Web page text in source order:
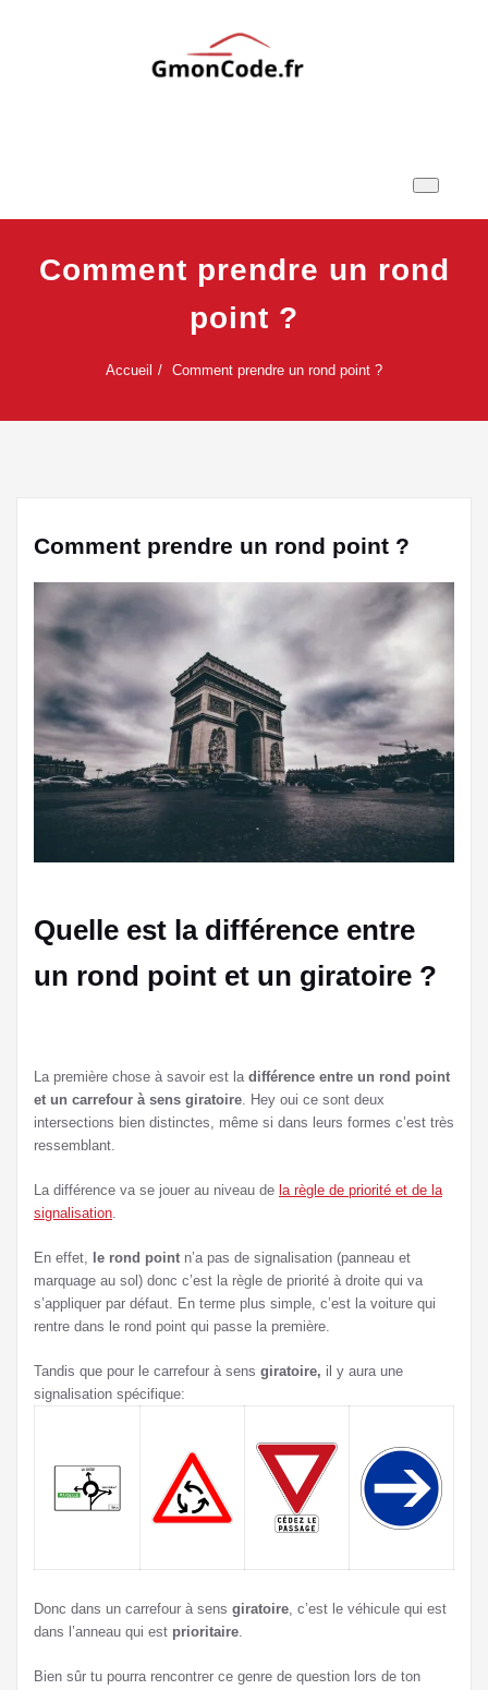
Comment prendre un rond
point ?
Accueil Comment prendre un rond point ?
Comment prendre un rond point ?
Quelle est la différence entre
un rond point et un giratoire ?
La première chose à savoir est la différence entre un rond point
et un carrefour à sens giratoire. Hey oui ce sont deux
intersections bien distinctes, même si dans leurs formes c’est très
ressemblant.
La différence va se jouer au niveau de la règle de priorité et de la
signalisation.
En effet, le rond point n’a pas de signalisation (panneau et
marquage au sol) donc c’est la règle de priorité à droite qui va
s’appliquer par défaut. En terme plus simple, c’est la voiture qui
rentre dans le rond point qui passe la première.
Tandis que pour le carrefour à sens giratoire, il y aura une
signalisation spécifique:
Donc dans un carrefour à sens giratoire, c’est le véhicule qui est
dans l’anneau qui est prioritaire.
Bien sûr tu pourra rencontrer ce genre de question lors de ton